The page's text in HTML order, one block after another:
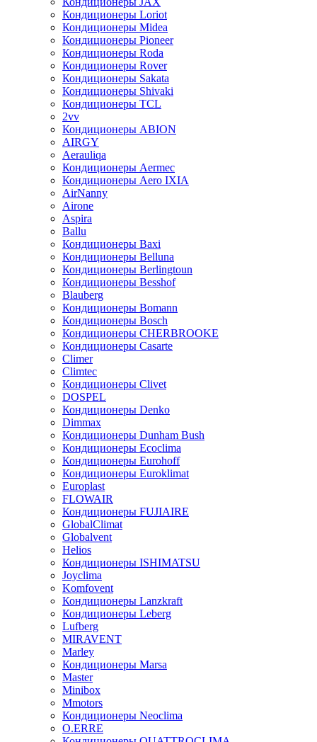
Кондиционеры Loriot
Кондиционеры Midea
Кондиционеры Pioneer
Кондиционеры Roda
Кондиционеры Rover
Кондиционеры Sakata
Кондиционеры Shivaki
Кондиционеры TCL
2vv
Кондиционеры ABION
AIRGY
Aerauliqa
Кондиционеры Aermec
Кондиционеры Aero IXIA
AirNanny
Airone
Aspira
Ballu
Кондиционеры Baxi
Кондиционеры Belluna
Кондиционеры Berlingtoun
Кондиционеры Besshof
Blauberg
Кондиционеры Bomann
Кондиционеры Bosch
Кондиционеры CHERBROOKE
Кондиционеры Casarte
Climer
Climtec
Кондиционеры Clivet
DOSPEL
Кондиционеры Denko
Dimmax
Кондиционеры Dunham Bush
Кондиционеры Ecoclima
Кондиционеры Eurohoff
Кондиционеры Euroklimat
Europlast
FLOWAIR
Кондиционеры FUJIAIRE
GlobalClimat
Globalvent
Helios
Кондиционеры ISHIMATSU
Joyclima
Komfovent
Кондиционеры Lanzkraft
Кондиционеры Leberg
Lufberg
MIRAVENT
Marley
Кондиционеры Marsa
Master
Minibox
Mmotors
Кондиционеры Neoclima
O.ERRE